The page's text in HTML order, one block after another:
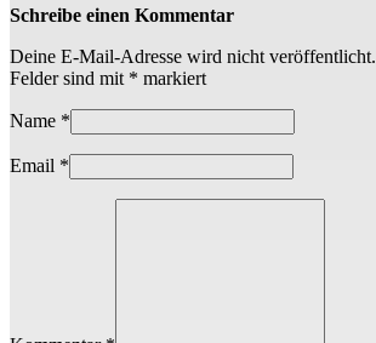
Schreibe einen Kommentar
Deine E-Mail-Adresse wird nicht veröffentlicht.
Felder sind mit * markiert
Name *
Email *